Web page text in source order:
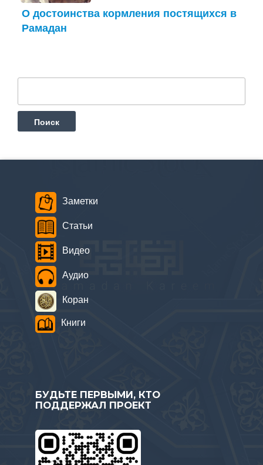
О достоинства кормления постящихся в
Рамадан
Заметки
Статьи
Видео
Аудио
Коран
Книги
БУДЬТЕ ПЕРВЫМИ, КТО
ПОДДЕРЖАЛ ПРОЕКТ